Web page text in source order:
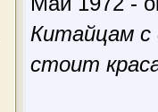
Китайцам с
стоит